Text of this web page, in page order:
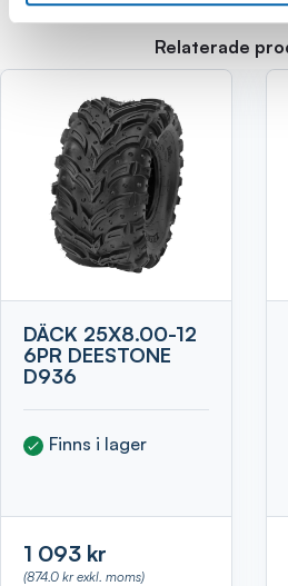
Relaterade
DÄCK 25X8.00-12
6PR DEESTONE
D936
Finns i lager
1 093 kr
(874.0 kr exkl. moms)